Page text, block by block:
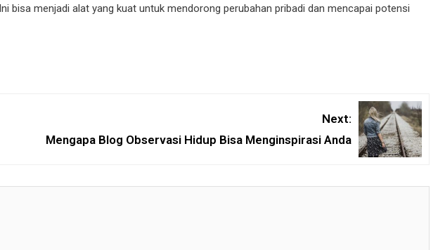
menjadi alat yang kuat untuk mendorong perubahan pribadi dan mencapai potensi
Next:
Mengapa Blog Observasi Hidup Bisa Menginspirasi Anda